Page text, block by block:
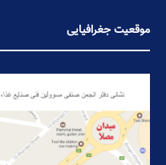
موقعیت جغرافیایی